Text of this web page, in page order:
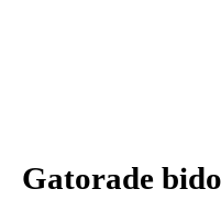
Gatorade